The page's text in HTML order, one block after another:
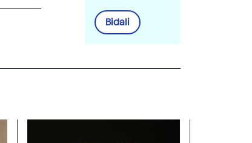
Bidali